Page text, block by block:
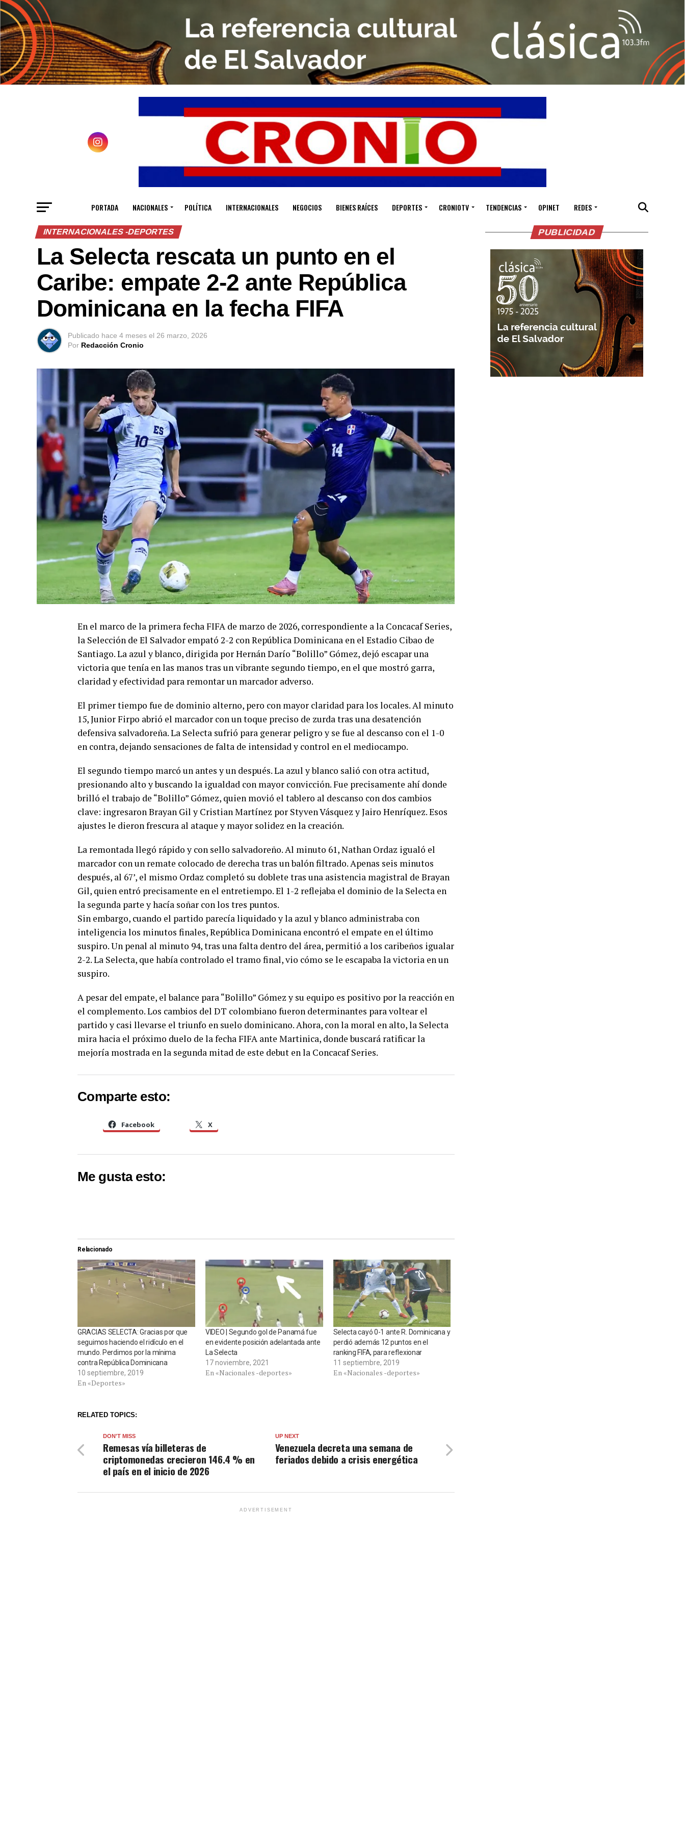
PORTADA NACIONALES POLÍTICA INTERNACIONALES NEGOCIOS BIENES RAÍCES DEPORTES CRONIOTV TENDENCIAS OPINET REDES
INTERNACIONALES -DEPORTES
La Selecta rescata un punto en el
Caribe: empate 2-2 ante República
Dominicana en la fecha FIFA
Publicado hace 4 meses el 26 marzo, 2026
Por Redacción Cronio
En el marco de la primera fecha FIFA de marzo de 2026, correspondiente a la Concacaf Series,
la Selección de El Salvador empató 2-2 con República Dominicana en el Estadio Cibao de
Santiago. La azul y blanco, dirigida por Hernán Darío “Bolillo” Gómez, dejó escapar una
victoria que tenía en las manos tras un vibrante segundo tiempo, en el que mostró garra,
claridad y efectividad para remontar un marcador adverso.
El primer tiempo fue de dominio alterno, pero con mayor claridad para los locales. Al minuto
15, Junior Firpo abrió el marcador con un toque preciso de zurda tras una desatención
defensiva salvadoreña. La Selecta sufrió para generar peligro y se fue al descanso con el 1-0
en contra, dejando sensaciones de falta de intensidad y control en el mediocampo.
El segundo tiempo marcó un antes y un después. La azul y blanco salió con otra actitud,
presionando alto y buscando la igualdad con mayor convicción. Fue precisamente ahí donde
brilló el trabajo de “Bolillo” Gómez, quien movió el tablero al descanso con dos cambios
clave: ingresaron Brayan Gil y Cristian Martínez por Styven Vásquez y Jairo Henríquez. Esos
ajustes le dieron frescura al ataque y mayor solidez en la creación.
La remontada llegó rápido y con sello salvadoreño. Al minuto 61, Nathan Ordaz igualó el
marcador con un remate colocado de derecha tras un balón filtrado. Apenas seis minutos
después, al 67’, el mismo Ordaz completó su doblete tras una asistencia magistral de Brayan
Gil, quien entró precisamente en el entretiempo. El 1-2 reflejaba el dominio de la Selecta en
la segunda parte y hacía soñar con los tres puntos.
Sin embargo, cuando el partido parecía liquidado y la azul y blanco administraba con
inteligencia los minutos finales, República Dominicana encontró el empate en el último
suspiro. Un penal al minuto 94, tras una falta dentro del área, permitió a los caribeños igualar
2-2. La Selecta, que había controlado el tramo final, vio cómo se le escapaba la victoria en un
suspiro.
A pesar del empate, el balance para “Bolillo” Gómez y su equipo es positivo por la reacción en
el complemento. Los cambios del DT colombiano fueron determinantes para voltear el
partido y casi llevarse el triunfo en suelo dominicano. Ahora, con la moral en alto, la Selecta
mira hacia el próximo duelo de la fecha FIFA ante Martinica, donde buscará ratificar la
mejoría mostrada en la segunda mitad de este debut en la Concacaf Series.
Comparte esto:
Facebook X
Me gusta esto:
Relacionado
GRACIAS SELECTA: Gracias por que
seguimos haciendo el ridículo en el
mundo. Perdimos por la mínima
contra República Dominicana
10 septiembre, 2019
En «Deportes»
VIDEO | Segundo gol de Panamá fue
en evidente posición adelantada ante
La Selecta
17 noviembre, 2021
En «Nacionales -deportes»
Selecta cayó 0-1 ante R. Dominicana y
perdió además 12 puntos en el
ranking FIFA, para reflexionar
11 septiembre, 2019
En «Nacionales -deportes»
RELATED TOPICS:
UP NEXT
Venezuela decreta una semana de
feriados debido a crisis energética
DON'T MISS
Remesas vía billeteras de
criptomonedas crecieron 146.4 % en
el país en el inicio de 2026
ADVERTISEMENT
PUBLICIDAD